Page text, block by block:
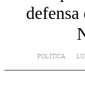
POLÍTICA